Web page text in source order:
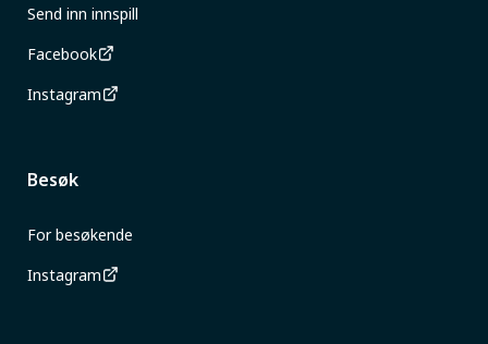
Send inn innspill
Facebook
Instagram
Besøk
For besøkende
Instagram